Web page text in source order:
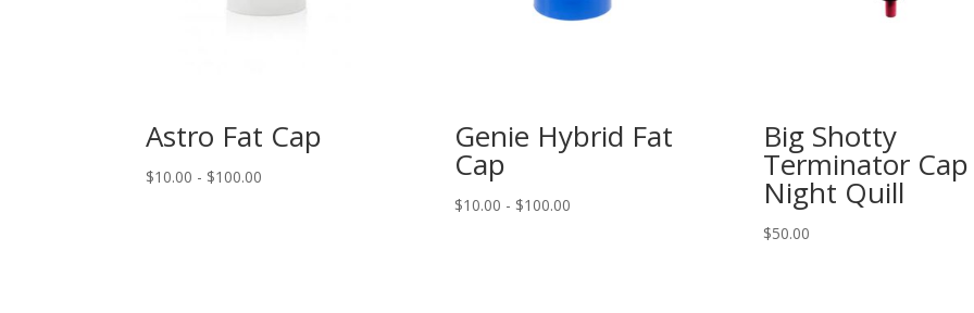
Astro Fat Cap
$10.00 - $100.00
Genie Hybrid Fat
Cap
$10.00 - $100.00Rango
Big Shotty
Terminator Cap
Night Quill
$50.00